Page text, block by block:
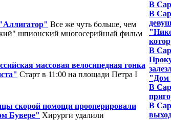
Все же чуть больше, чем
шпионский многосерийный фильм
массовая велосипедная гонка
Старт в 11:00 на площади Петра I
скорой помощи прооперировали
Бувере" Хирурги удалили
В
В
В
"Дом
В
В